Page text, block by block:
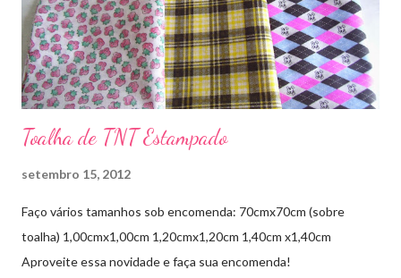
Toalha de TNT Estampado
setembro 15, 2012
Faço vários tamanhos sob encomenda: 70cmx70cm (sobre
toalha) 1,00cmx1,00cm 1,20cmx1,20cm 1,40cm x1,40cm
Aproveite essa novidade e faça sua encomenda!